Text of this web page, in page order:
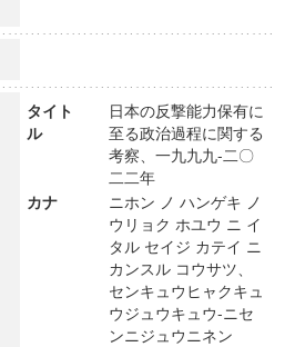
タイト
ル
日本の反撃能力保有に
至る政治過程に関する
考察、一九九九-二〇
二二年
カナ
ニホン ノ ハンゲキ ノ
ウリョク ホユウ ニ イ
タル セイジ カテイ ニ
カンスル コウサツ、
センキュウヒャクキュ
ウジュウキュウ-ニセ
ンニジュウニネン